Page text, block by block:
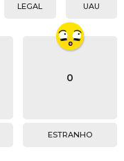
LEGAL UAU
0
ESTRANHO